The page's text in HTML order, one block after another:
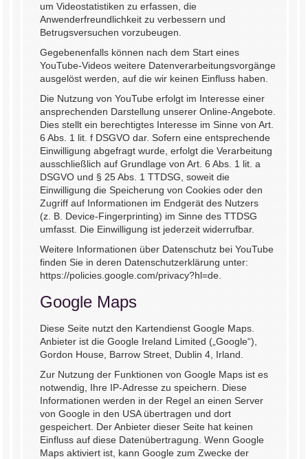
um Videostatistiken zu erfassen, die
Anwenderfreundlichkeit zu verbessern und
Betrugsversuchen vorzubeugen.
Gegebenenfalls können nach dem Start eines
YouTube-Videos weitere Datenverarbeitungsvorgänge
ausgelöst werden, auf die wir keinen Einfluss haben.
Die Nutzung von YouTube erfolgt im Interesse einer
ansprechenden Darstellung unserer Online-Angebote.
Dies stellt ein berechtigtes Interesse im Sinne von Art.
6 Abs. 1 lit. f DSGVO dar. Sofern eine entsprechende
Einwilligung abgefragt wurde, erfolgt die Verarbeitung
ausschließlich auf Grundlage von Art. 6 Abs. 1 lit. a
DSGVO und § 25 Abs. 1 TTDSG, soweit die
Einwilligung die Speicherung von Cookies oder den
Zugriff auf Informationen im Endgerät des Nutzers
(z. B. Device-Fingerprinting) im Sinne des TTDSG
umfasst. Die Einwilligung ist jederzeit widerrufbar.
Weitere Informationen über Datenschutz bei YouTube
finden Sie in deren Datenschutzerklärung unter:
https://policies.google.com/privacy?hl=de
Google Maps
Diese Seite nutzt den Kartendienst Google Maps.
Anbieter ist die Google Ireland Limited („Google“),
Gordon House, Barrow Street, Dublin 4, Irland.
Zur Nutzung der Funktionen von Google Maps ist es
notwendig, Ihre IP-Adresse zu speichern. Diese
Informationen werden in der Regel an einen Server
von Google in den USA übertragen und dort
gespeichert. Der Anbieter dieser Seite hat keinen
Einfluss auf diese Datenübertragung. Wenn Google
Maps aktiviert ist, kann Google zum Zwecke der